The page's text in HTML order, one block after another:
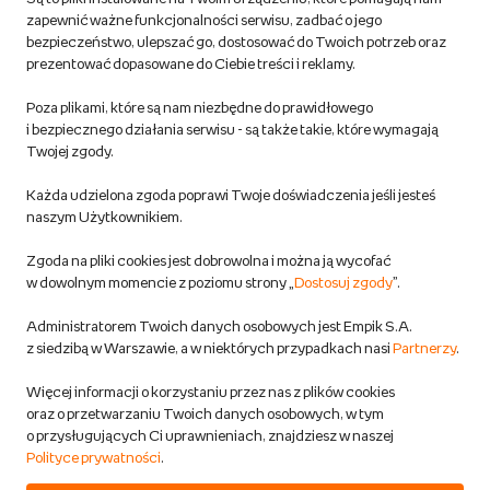
Regulamin empik.com
Pozostałe Regulaminy Empiku
Polityka prywatności empik.com
produktów niebezpiecznych
Dostosuj zgody
Polityka prywatności empik
Raty u partnerów Empiku
Odbiór zużytego sprzętu
zapewnić ważne funkcjonalności serwisu, zadbać o jego
bezpieczeństwo, ulepszać go, dostosować do Twoich potrzeb oraz
prezentować dopasowane do Ciebie treści i reklamy.
Poza plikami, które są nam niezbędne do prawidłowego
i bezpiecznego działania serwisu - są także takie, które wymagają
Twojej zgody.
Każda udzielona zgoda poprawi Twoje doświadczenia jeśli jesteś
naszym Użytkownikiem.
Zgoda na pliki cookies jest dobrowolna i można ją wycofać
w dowolnym momencie z poziomu strony „ Dostosuj zgody”.
Administratorem Twoich danych osobowych jest Empik S.A.
z siedzibą w Warszawie, a w niektórych przypadkach nasi Partnerzy.
Więcej informacji o korzystaniu przez nas z plików cookies
oraz o przetwarzaniu Twoich danych osobowych, w tym
o przysługujących Ci uprawnieniach, znajdziesz w naszej
Polityce prywatności.